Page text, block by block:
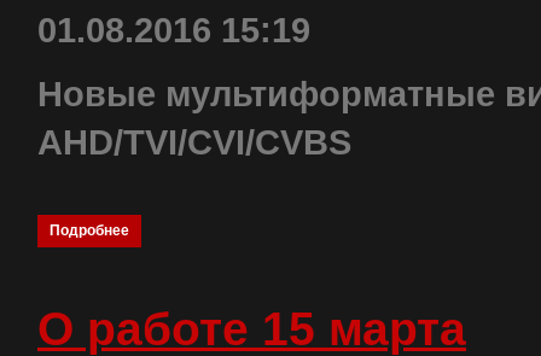
01.08.2016 15:19
Новые мультиформатные
AHD/TVI/CVI/CVBS
Подробнее
О работе 15 марта